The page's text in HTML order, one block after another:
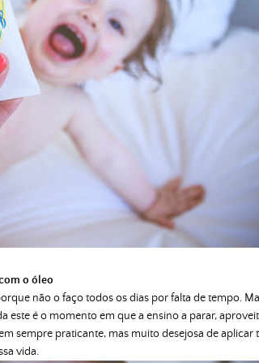
o óleo
não o faço todos os dias por falta de tempo.
este é o momento em que a ensino a parar,
sempre praticante, mas muito desejosa de aplicar
vida.